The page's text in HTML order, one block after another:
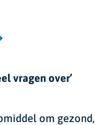
vragen over’
om gezond,